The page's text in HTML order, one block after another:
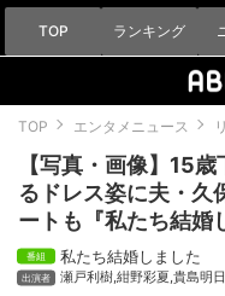
TOP ランキング
TOP エンタメニュース
【写真・画像】15
るドレス姿に夫・久
ートも『私たち結婚
私たち結婚しました
瀬戸利樹,紺野彩夏,貴島明